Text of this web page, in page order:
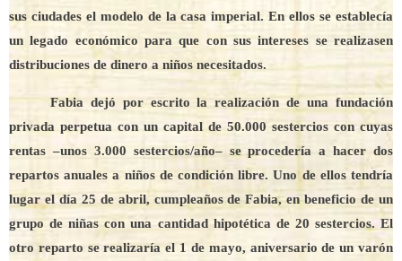
sus ciudades el modelo de la casa imperial. En ellos se establecía
un legado económico para que con sus intereses se realizasen
distribuciones de dinero a niños necesitados.
Fabia dejó por escrito la realización de una fundación
privada perpetua con un capital de 50.000 sestercios con cuyas
rentas –unos 3.000 sestercios/año– se procedería a hacer dos
repartos anuales a niños de condición libre. Uno de ellos tendría
lugar el día 25 de abril, cumpleaños de Fabia, en beneficio de un
grupo de niñas con una cantidad hipotética de 20 sestercios. El
otro reparto se realizaría el 1 de mayo, aniversario de un varón